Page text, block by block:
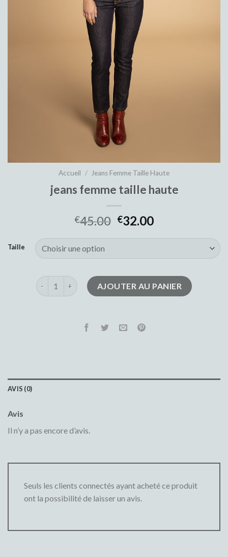
Accueil / Jeans Femme Taille Haute
jeans femme taille haute
€45.00 €32.00
Taille
quantité de jeans femme taille haute
AJOUTER AU PANIER
AVIS (0)
Avis
Il n’y a pas encore d’avis.
Seuls les clients connectés ayant acheté ce produit
ont la possibilité de laisser un avis.